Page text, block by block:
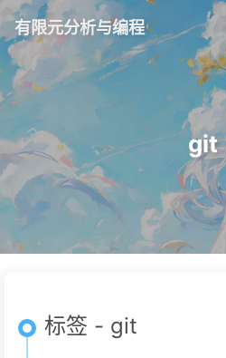
有限元分析与编程
git
标签 - git